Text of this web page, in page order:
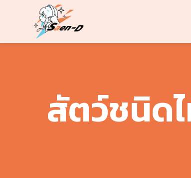
สัตว์ชนิด